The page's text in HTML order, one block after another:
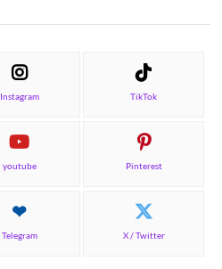
Instagram TikTok
youtube Pinterest
Telegram X / Twitter